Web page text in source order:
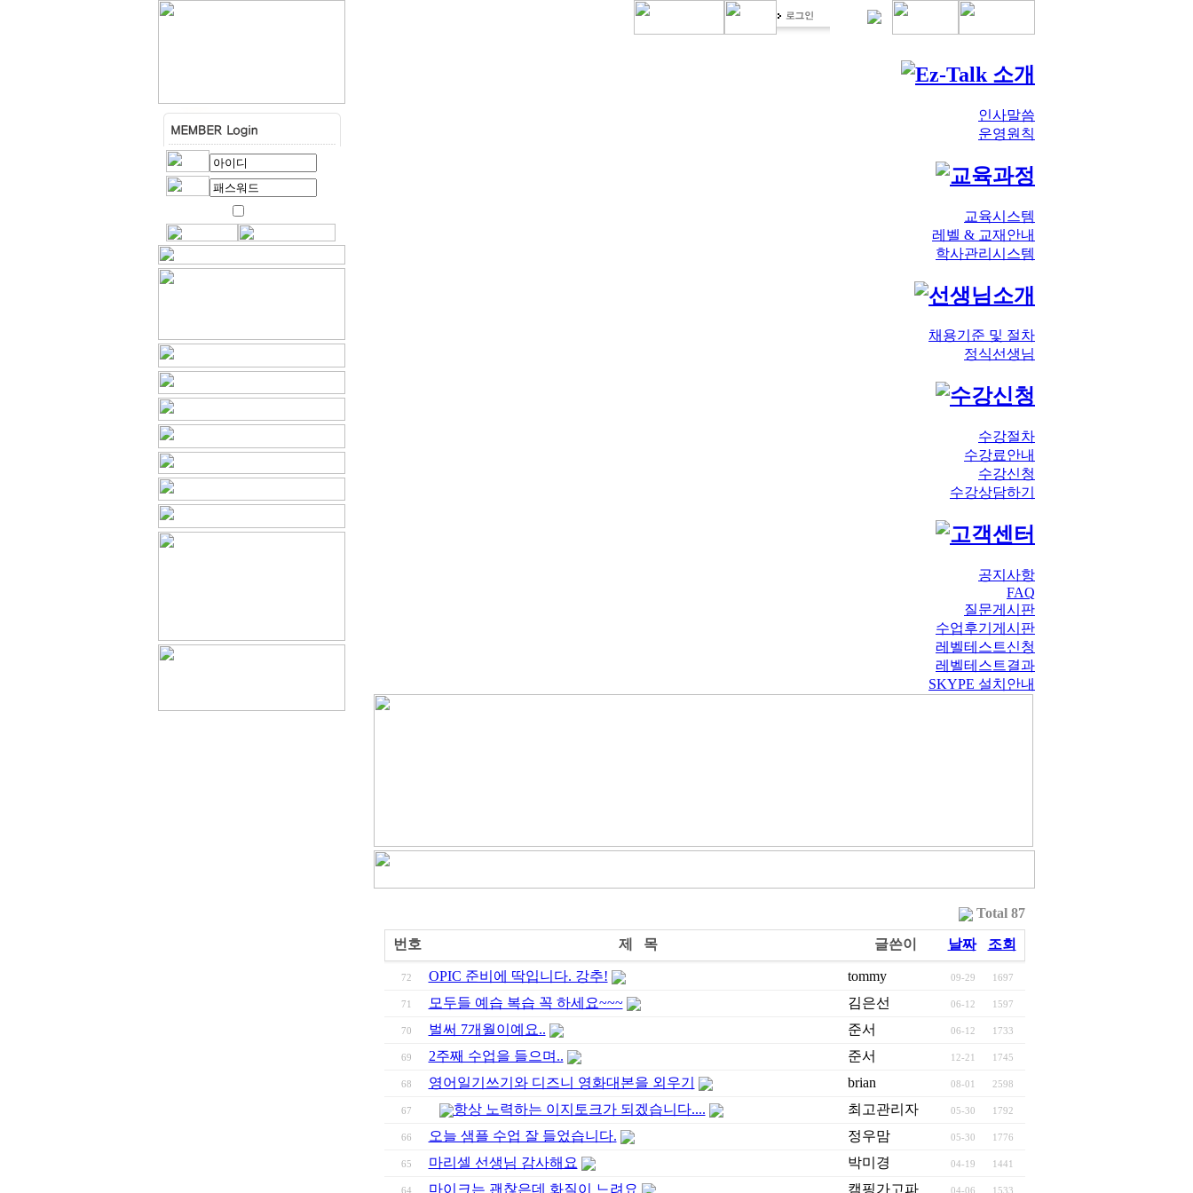
인사말씀
운영원칙
교육시스템
레벨 & 교재안내
학사관리시스템
채용기준 및 절차
정식선생님
수강절차
수강료안내
수강신청
수강상담하기
공지사항
FAQ
질문게시판
수업후기게시판
레벨테스트신청
레벨테스트결과
SKYPE 설치안내
Total 87
번호 제 목 글쓴이 날짜 조회
72 OPIC 준비에 딱입니다. 강추! tommy 09-29 1697
71 모두들 예습 복습 꼭 하세요~~~ 김은선 06-12 1597
70 벌써 7개월이예요.. 준서 06-12 1733
69 2주째 수업을 들으며.. 준서 12-21 1745
68 영어일기쓰기와 디즈니 영화대본을 외우기 brian 08-01 2598
67 항상 노력하는 이지토크가 되겠습니다.... 최고관리자 05-30 1792
66 오늘 샘플 수업 잘 들었습니다. 정우맘 05-30 1776
65 마리셀 선생님 감사해요 박미경 04-19 1441
64 마이크는 괜찮은데 화질이 느려요 캠핑가고파 04-06 1533